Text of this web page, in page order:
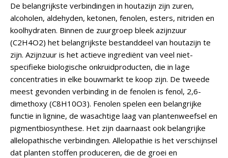
De belangrijkste verbindingen in houtazijn zijn zuren,
alcoholen, aldehyden, ketonen, fenolen, esters, nitriden en
koolhydraten. Binnen de zuurgroep bleek azijnzuur
(C2H4O2) het belangrijkste bestanddeel van houtazijn te
zijn. Azijnzuur is het actieve ingrediënt van veel niet-
specifieke biologische onkruidproducten, die in lage
concentraties in elke bouwmarkt te koop zijn. De tweede
meest gevonden verbinding in de fenolen is fenol, 2,6-
dimethoxy (C8H10O3). Fenolen spelen een belangrijke
functie in lignine, de wasachtige laag van plantenweefsel en
pigmentbiosynthese. Het zijn daarnaast ook belangrijke
allelopathische verbindingen. Allelopathie is het verschijnsel
dat planten stoffen produceren, die de groei en